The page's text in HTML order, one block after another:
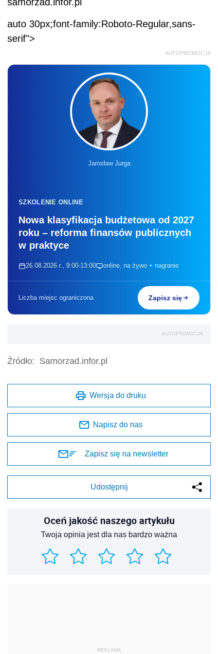
samorzad.infor.pl
auto 30px;font-family:Roboto-Regular,sans-
serif">
AUTOPROMOCJA
Jarosław Jurga
SZKOLENIE ONLINE
Nowa klasyfikacja budżetowa od 2027
roku – reforma finansów publicznych
w praktyce
26.08.2026 r., 9:00-13:00 online, na żywo + nagranie
Liczba miejsc ograniczona Zapisz się
AUTOPROMOCJA
Źródło: Samorzad.infor.pl
Wersja do druku
Napisz do nas
Zapisz się na newsletter
Udostępnij
Oceń jakość naszego artykułu
Twoja opinia jest dla nas bardzo ważna
REKLAMA